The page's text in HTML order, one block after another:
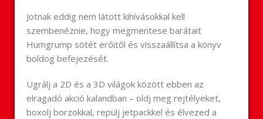
Jotnak eddig nem látott kihívásokkal kell
szembenéznie, hogy megmentese barátait
Humgrump sötét erőitől és visszaállítsa a könyv
boldog befejezését.
Ugrálj a 2D és a 3D világok között ebben az
elragadó akció kalandban – oldj meg rejtélyeket,
boxolj borzokkal, repülj jetpackkel és élvezed a